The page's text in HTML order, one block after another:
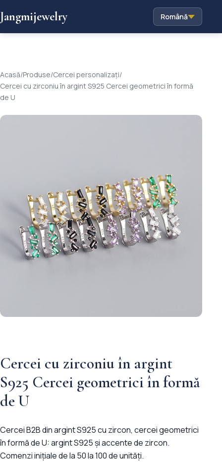
Jangmijewelry Română
Acasă/Produse/Cercei personalizați/
Cercei cu zirconiu în argint S925 Cercei geometrici în formă
de U
Cercei cu zirconiu în argint
S925 Cercei geometrici în formă
de U
Cercei B2B din argint S925 cu zircon, cercei geometrici
în formă de U: argint S925 și accente de zircon.
Comenzi inițiale de la 50 la 100 de unități.